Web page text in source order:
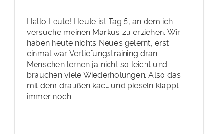
Hallo Leute! Heute ist Tag 5, an dem ich
versuche meinen Markus zu erziehen. Wir
haben heute nichts Neues gelernt, erst
einmal war Vertiefungstraining dran.
Menschen lernen ja nicht so leicht und
brauchen viele Wiederholungen. Also das
mit dem draußen kac… und pieseln klappt
immer noch.